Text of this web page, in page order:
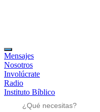
Mensajes
Nosotros
Involúcrate
Radio
Instituto Bíblico